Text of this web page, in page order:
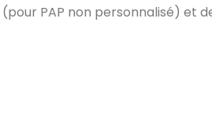
PAP non personnalisé) et